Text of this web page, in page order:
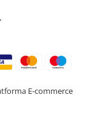
E-commerce